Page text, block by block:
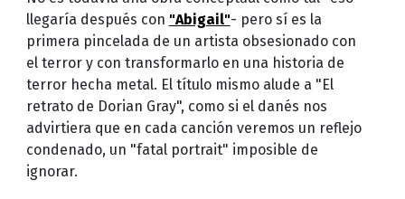
llegaría después con "Abigail"- pero sí es la
primera pincelada de un artista obsesionado con
el terror y con transformarlo en una historia de
terror hecha metal. El título mismo alude a "El
retrato de Dorian Gray", como si el danés nos
advirtiera que en cada canción veremos un reflejo
condenado, un "fatal portrait" imposible de
ignorar.